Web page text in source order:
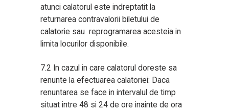
atunci calatorul este indreptatit la
returnarea contravalorii biletului de
calatorie sau reprogramarea acesteia in
limita locurilor disponibile.
7.2 In cazul in care calatorul doreste sa
renunte la efectuarea calatoriei: Daca
renuntarea se face in intervalul de timp
situat intre 48 si 24 de ore inainte de ora